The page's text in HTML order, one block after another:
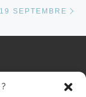
SEPTEMBRE